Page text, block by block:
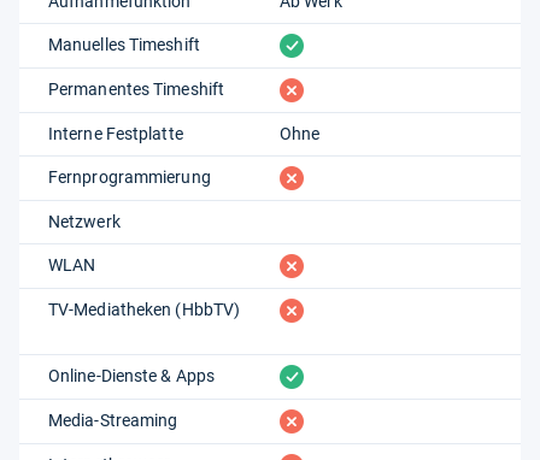
Manuelles Timeshift vorhanden
Permanentes Timeshift fehlt
Interne Festplatte Ohne
Fernprogrammierung fehlt
Netzwerk
WLAN fehlt
TV-Mediatheken (HbbTV) fehlt
Online-Dienste & Apps vorhanden
Media-Streaming fehlt